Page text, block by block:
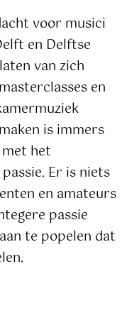
voor musici
en Delftse
van zich
en
is immers
het
Er is niets
en amateurs
passie
te popelen dat